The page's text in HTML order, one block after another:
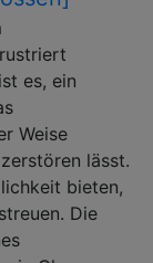
es, ein
Weise
lässt.
bieten,
Die